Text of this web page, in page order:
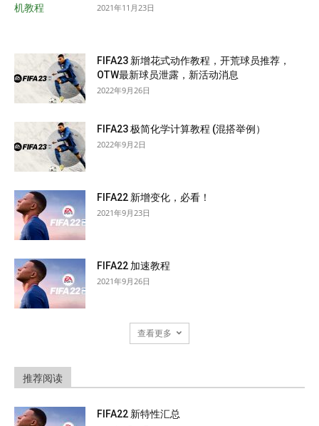
2021年11月23日
FIFA23 新增花式动作教程，开荒球员推荐，
OTW最新球员泄露，新活动消息
2022年9月26日
FIFA23 极简化学计算教程 (混搭举例）
2022年9月2日
FIFA22 新增变化，必看！
2021年9月23日
FIFA22 加速教程
2021年9月26日
查看更多
推荐阅读
FIFA22 新特性汇总